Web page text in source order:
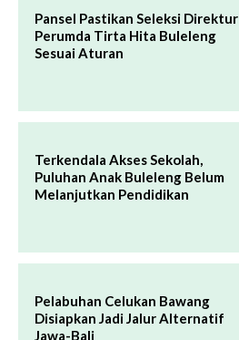
Pansel Pastikan Seleksi Direktur
Perumda Tirta Hita Buleleng
Sesuai Aturan
Terkendala Akses Sekolah,
Puluhan Anak Buleleng Belum
Melanjutkan Pendidikan
Pelabuhan Celukan Bawang
Disiapkan Jadi Jalur Alternatif
Jawa-Bali